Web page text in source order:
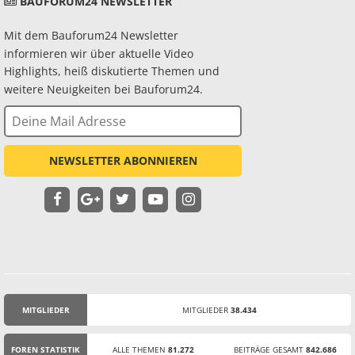
Mit dem Bauforum24 Newsletter
informieren wir über aktuelle Video
Highlights, heiß diskutierte Themen und
weitere Neuigkeiten bei Bauforum24.
NEWSLETTER ABONNIEREN
MITGLIEDER MITGLIEDER 38.434
FOREN STATISTIK ALLE THEMEN 81.272 BEITRÄGE GESAMT 842.686